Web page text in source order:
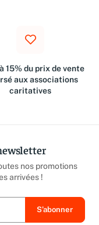
15% du prix de vente
aux associations
caritatives
nos promotions
arrivées !